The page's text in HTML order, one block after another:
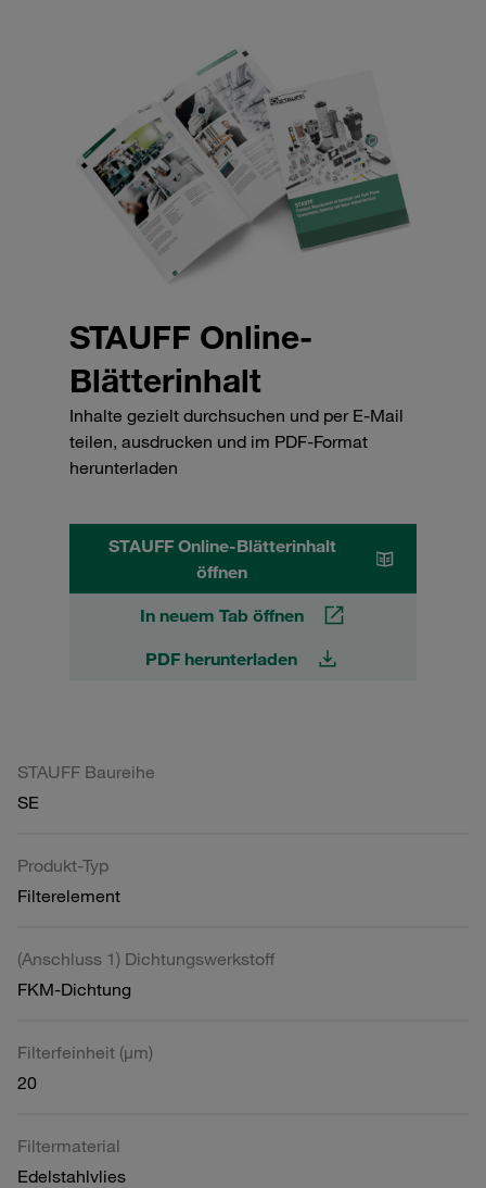
STAUFF Online-
Blätterinhalt
Inhalte gezielt durchsuchen und per E-Mail
teilen, ausdrucken und im PDF-Format
herunterladen
STAUFF Online-Blätterinhalt
öffnen
In neuem Tab öffnen
PDF herunterladen
STAUFF Baureihe
SE
Produkt-Typ
Filterelement
(Anschluss 1) Dichtungswerkstoff
FKM-Dichtung
Filterfeinheit (µm)
20
Filtermaterial
Edelstahlvlies